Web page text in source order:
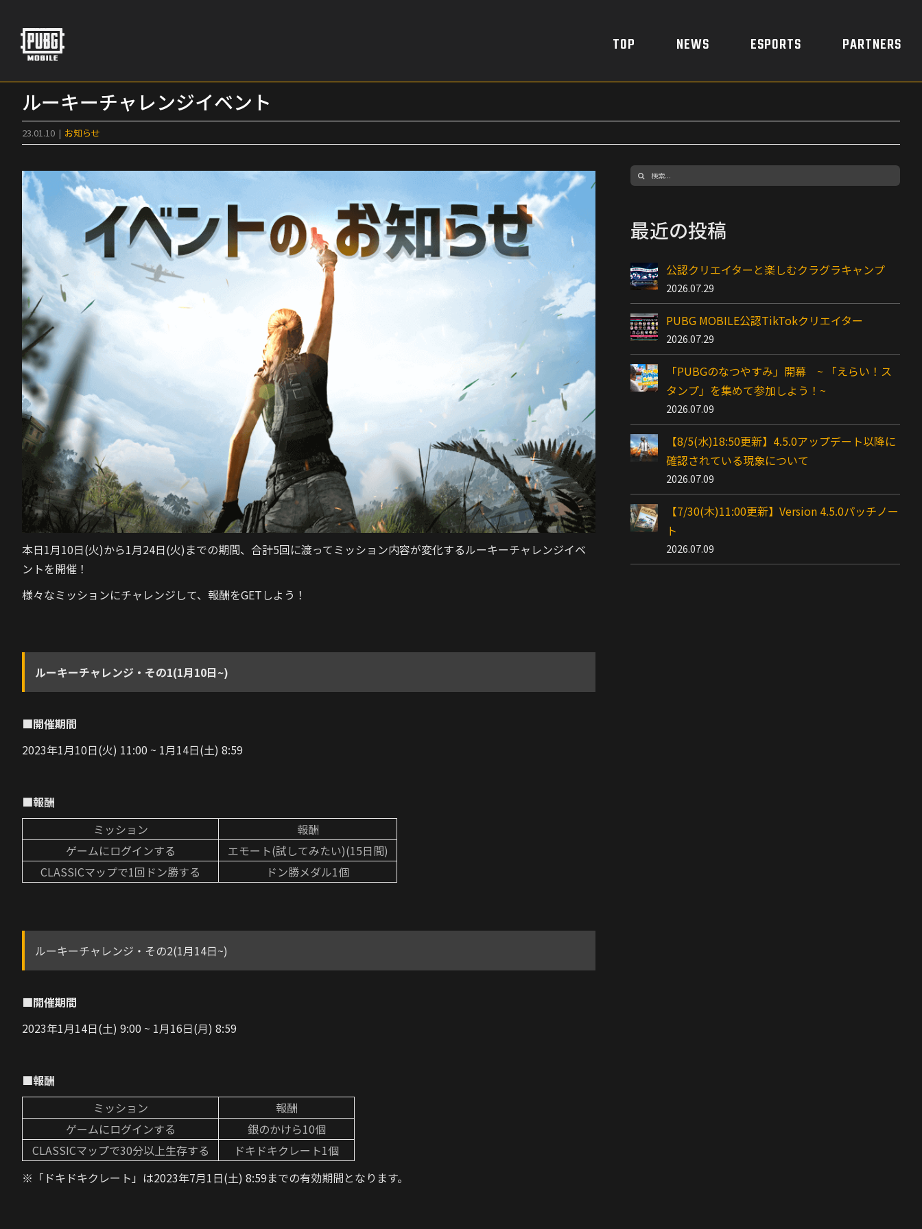
content
TOP NEWS ESPORTS PARTNERS
ルーキーチャレンジイベント
23.01.10 | お知らせ
本日1月10日(火)から1月24日(火)までの期間、合計5回に渡ってミッション内容が変化するルーキーチャレンジイベ
ントを開催！
様々なミッションにチャレンジして、報酬をGETしよう！
ルーキーチャレンジ・その1(1月10日~)
■開催期間
2023年1月10日(火) 11:00 ~ 1月14日(土) 8:59
■報酬
ミッション
報酬
ゲームにログインする
エモート(試してみたい)(15日間)
CLASSICマップで1回ドン勝する
ドン勝メダル1個
ルーキーチャレンジ・その2(1月14日~)
■開催期間
2023年1月14日(土) 9:00 ~ 1月16日(月) 8:59
■報酬
ミッション
報酬
ゲームにログインする
銀のかけら10個
CLASSICマップで30分以上生存する
ドキドキクレート1個
※「ドキドキクレート」は2023年7月1日(土) 8:59までの有効期間となります。
検
最近の投稿
公認クリエイターと楽しむクラグラキャンプ
2026.07.29
PUBG MOBILE公認TikTokクリエイター
2026.07.29
「PUBGのなつやすみ」開幕 ~ 「えらい！ス
タンプ」を集めて参加しよう！~
2026.07.09
【8/5(水)18:50更新】4.5.0アップデート以降に
確認されている現象について
2026.07.09
【7/30(木)11:00更新】Version 4.5.0パッチノー
ト
2026.07.09